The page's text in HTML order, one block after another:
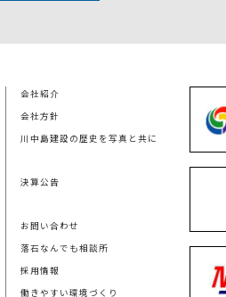
会社紹介
会社方針
川中島建設の歴史を写真と共に
決算公告
お問い合わせ
落石なんでも相談所
採用情報
働きやすい環境づくり